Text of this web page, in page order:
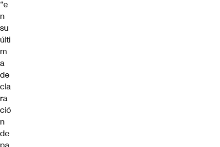
“e
n
su
últi
m
a
de
cla
ra
ció
n
de